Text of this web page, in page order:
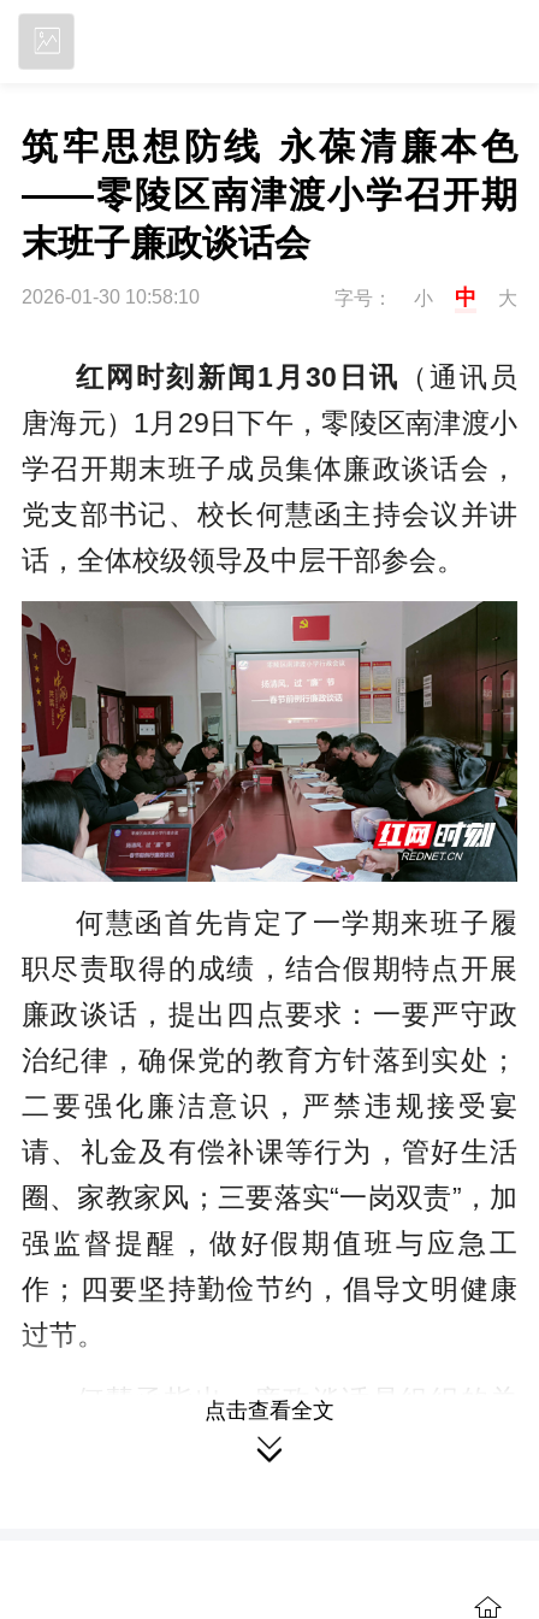
筑牢思想防线 永葆清廉本色
——零陵区南津渡小学召开期
末班子廉政谈话会
2026-01-30 10:58:10 字号： 小 中 大
红网时刻新闻1月30日讯 （通讯员
唐海元）1月29日下午，零陵区南津渡小
学召开期末班子成员集体廉政谈话会，
党支部书记、校长何慧函主持会议并讲
话，全体校级领导及中层干部参会。
何慧函首先肯定了一学期来班子履
职尽责取得的成绩，结合假期特点开展
廉政谈话，提出四点要求：一要严守政
治纪律，确保党的教育方针落到实处；
二要强化廉洁意识，严禁违规接受宴
请、礼金及有偿补课等行为，管好生活
圈、家教家风；三要落实“一岗双责”，加
强监督提醒，做好假期值班与应急工
作；四要坚持勤俭节约，倡导文明健康
过节。
何慧函指出，廉政谈话是组织的关
爱与提醒，希望大家珍惜岗位、家庭与
点击查看全文
